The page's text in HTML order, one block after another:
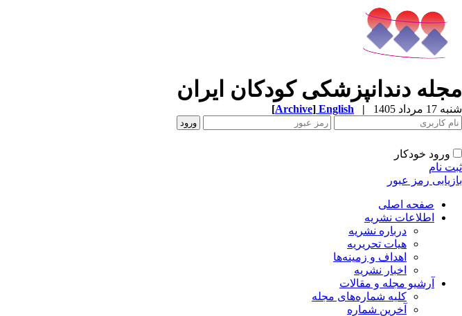
مجله دندانپزشکی کودکان ایران
شنبه 17 مرداد 1405 |
English
[Archive]
ورود خودکار
ثبت نام
بازیابی رمز عبور
صفحه اصلی
اطلاعات نشریه
درباره نشریه
هیات تحریریه
اهداف و زمینه‌ها
اخبار نشریه
آرشیو مجله و مقالات
کلیه شماره‌های مجله
آخرین شماره